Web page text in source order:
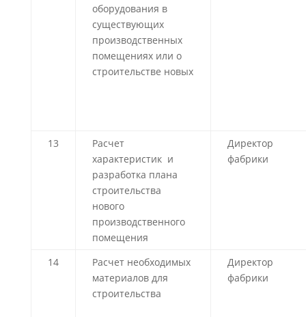
оборудования в
существующих
производственных
помещениях или о
строительстве новых
13
Расчет
характеристик и
разработка плана
строительства
нового
производственного
помещения
Директор
фабрики
14
Расчет необходимых
материалов для
строительства
Директор
фабрики